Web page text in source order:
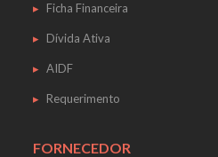
Ficha Financeira
Dívida Ativa
AIDF
Requerimento
FORNECEDOR